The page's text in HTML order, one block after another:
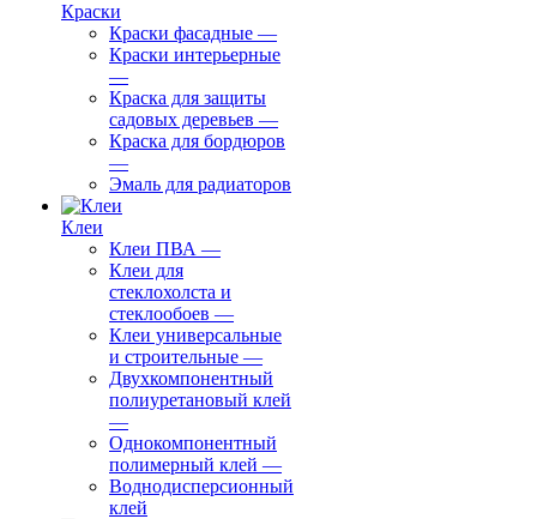
Краски
Краски фасадные —
Краски интерьерные
—
Краска для защиты
садовых деревьев —
⁠Краска для бордюров
—
Эмаль для радиаторов
Клеи
Клеи ПВА —
Клеи для
стеклохолста и
стеклообоев —
Клеи универсальные
и строительные —
Двухкомпонентный
полиуретановый клей
—
Однокомпонентный
полимерный клей —
Воднодисперсионный
клей